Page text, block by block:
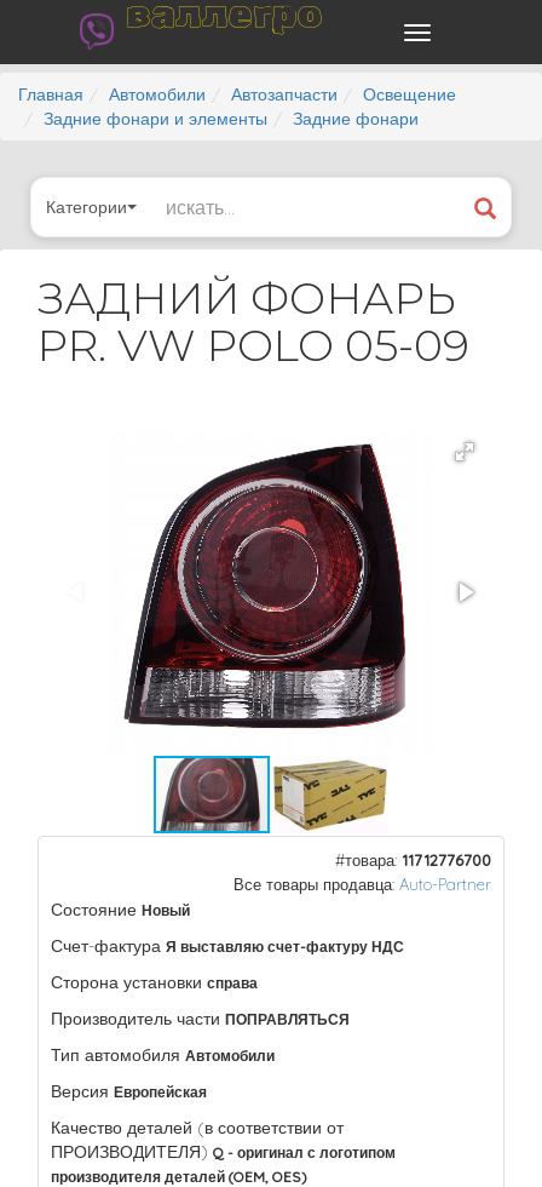
валлегро
Главная Автомобили Автозапчасти
Освещение
Задние фонари и элементы
Задние фонари
Категории
ЗАДНИЙ ФОНАРЬ
PR. VW POLO 05-09
#товара: 11712776700
Все товары продавца: Auto-Partner
Состояние Новый
Счет-фактура Я выставляю счет-фактуру НДС
Сторона установки справа
Производитель части ПОПРАВЛЯТЬСЯ
Тип автомобиля Автомобили
Версия Европейская
Качество деталей (в соответствии от
ПРОИЗВОДИТЕЛЯ) Q - оригинал с логотипом
производителя деталей (OEM, OES)